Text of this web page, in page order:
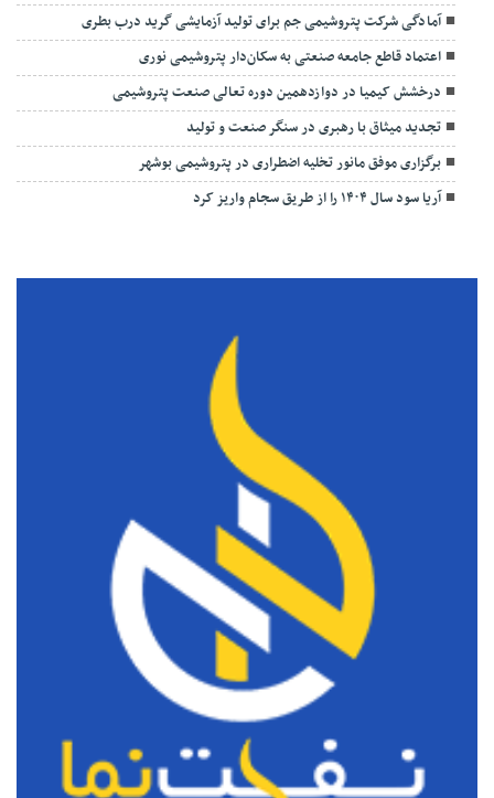
آمادگی شرکت پتروشیمی جم برای تولید آزمایشی گرید درب بطری
اعتماد قاطع جامعه صنعتی به سکان‌دار پتروشیمی نوری
درخشش کیمیا در دوازدهمین دوره تعالی صنعت پتروشیمی
تجدید میثاق با رهبری در سنگر صنعت و تولید
برگزاری موفق مانور تخلیه اضطراری در پتروشیمی بوشهر
آریا سود سال ۱۴۰۴ را از طریق سجام واریز کرد